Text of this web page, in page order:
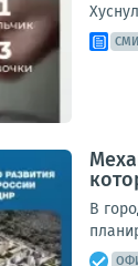
СМИ
В